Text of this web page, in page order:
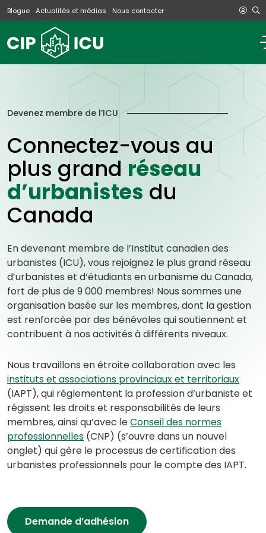
Blogue Actualités et médias Nous contacter
Devenez membre de l’ICU
Connectez-vous au
plus grandréseau
d’urbanistes du
Canada
En devenant membre de l’Institut canadien des
urbanistes (ICU), vous rejoignez le plus grand réseau
d’urbanistes et d’étudiants en urbanisme du Canada,
fort de plus de 9 000 membres! Nous sommes une
organisation basée sur les membres, dont la gestion
est renforcée par des bénévoles qui soutiennent et
contribuent à nos activités à différents niveaux.
Nous travaillons en étroite collaboration avec les
instituts et associations provinciaux et territoriaux
(IAPT), qui réglementent la profession d’urbaniste et
régissent les droits et responsabilités de leurs
membres, ainsi qu’avec leConseil des normes
professionnelles(
o
p
s
i
(CNP) (s’ouvre dans un nouvel
onglet) qui gère le processus de certification des
urbanistes professionnels pour le compte des IAPT.
Demande d’adhésion